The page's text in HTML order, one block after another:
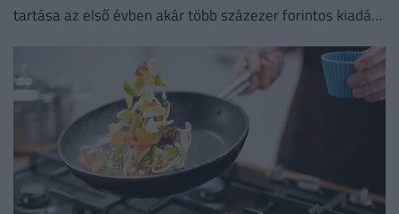
tartása az első évben akár több százezer forintos kiadás